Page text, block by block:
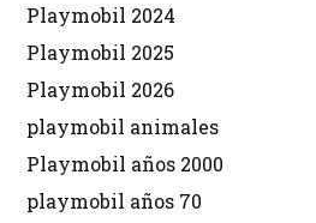
Playmobil 2024
Playmobil 2025
Playmobil 2026
playmobil animales
Playmobil años 2000
playmobil años 70